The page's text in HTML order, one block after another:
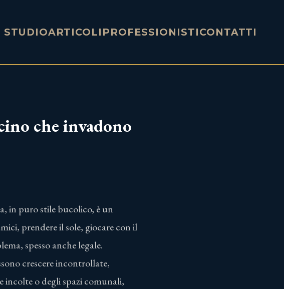
STUDIOARTICOLI PROFESSIONISTICONTATTI
che invadono
in puro stile bucolico, è un
prendere il sole, giocare con il
spesso anche legale.
crescere incontrollate,
incolte o degli spazi comunali,